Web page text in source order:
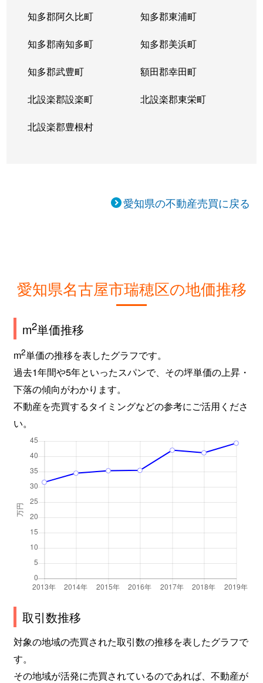
知多郡阿久比町 知多郡東浦町
知多郡南知多町 知多郡美浜町
知多郡武豊町 額田郡幸田町
北設楽郡設楽町 北設楽郡東栄町
北設楽郡豊根村
愛知県の不動産売買に戻る
愛知県名古屋市瑞穂区の地価推移
m2単価推移
m2単価の推移を表したグラフです。
過去1年間や5年といったスパンで、その坪単価の上昇・
下落の傾向がわかります。
不動産を売買するタイミングなどの参考にご活用くださ
い。
取引数推移
対象の地域の売買された取引数の推移を表したグラフで
す。
その地域が活発に売買されているのであれば、不動産が